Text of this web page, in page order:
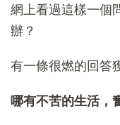
網上看過這樣一個
辦？
有一條很燃的回答
哪有不苦的生活，